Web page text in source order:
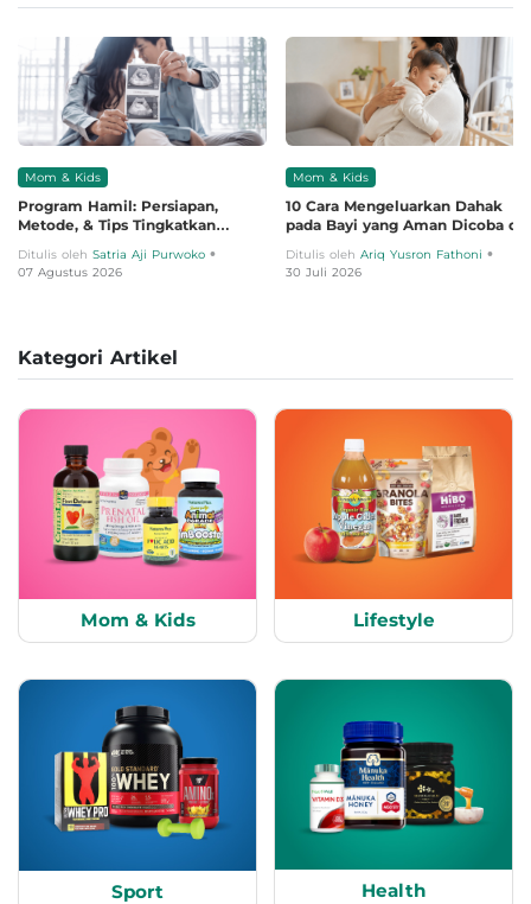
Mom & Kids
Program Hamil: Persiapan,
Metode, & Tips Tingkatkan
Ditulis oleh Satria Aji Purwoko •
07 Agustus 2026
Mom & Kids
10 Cara Mengeluarkan Dahak
pada Bayi yang Aman Dicoba di
Ditulis oleh Ariq Yusron Fathoni •
30 Juli 2026
Kategori Artikel
Mom & Kids Lifestyle
Sport Health